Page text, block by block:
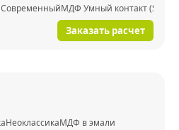
СовременныйМДФ Умный контакт (Smart
Заказать расчет
НеоклассикаМДФ в эмали